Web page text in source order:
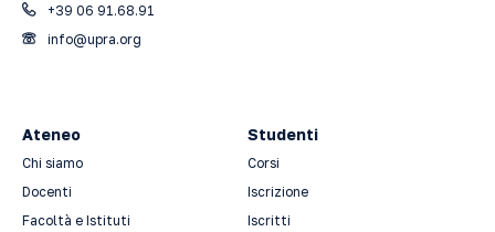
+39 06 91.68.91
info@upra.org
Ateneo
Chi siamo
Docenti
Facoltà e Istituti
Studenti
Corsi
Iscrizione
Iscritti